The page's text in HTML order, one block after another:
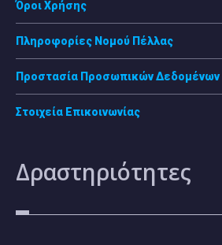
Όροι Χρήσης
Πληροφορίες Νομού Πέλλας
Προστασία Προσωπικών Δεδομένων
Στοιχεία Επικοινωνίας
Δραστηριότητες